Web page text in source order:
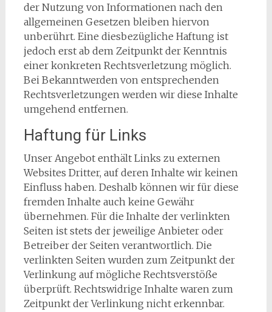
der Nutzung von Informationen nach den
allgemeinen Gesetzen bleiben hiervon
unberührt. Eine diesbezügliche Haftung ist
jedoch erst ab dem Zeitpunkt der Kenntnis
einer konkreten Rechtsverletzung möglich.
Bei Bekanntwerden von entsprechenden
Rechtsverletzungen werden wir diese Inhalte
umgehend entfernen.
Haftung für Links
Unser Angebot enthält Links zu externen
Websites Dritter, auf deren Inhalte wir keinen
Einfluss haben. Deshalb können wir für diese
fremden Inhalte auch keine Gewähr
übernehmen. Für die Inhalte der verlinkten
Seiten ist stets der jeweilige Anbieter oder
Betreiber der Seiten verantwortlich. Die
verlinkten Seiten wurden zum Zeitpunkt der
Verlinkung auf mögliche Rechtsverstöße
überprüft. Rechtswidrige Inhalte waren zum
Zeitpunkt der Verlinkung nicht erkennbar.